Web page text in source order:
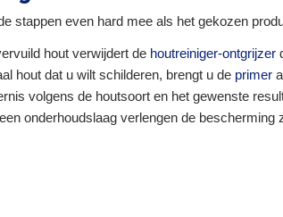
stappen even hard mee als het gekozen
hout verwijdert de houtreiniger-ontgrijzer
hout dat u wilt schilderen, brengt u de primer
volgens de houtsoort en het gewenste
onderhoudslaag verlengen de bescherming